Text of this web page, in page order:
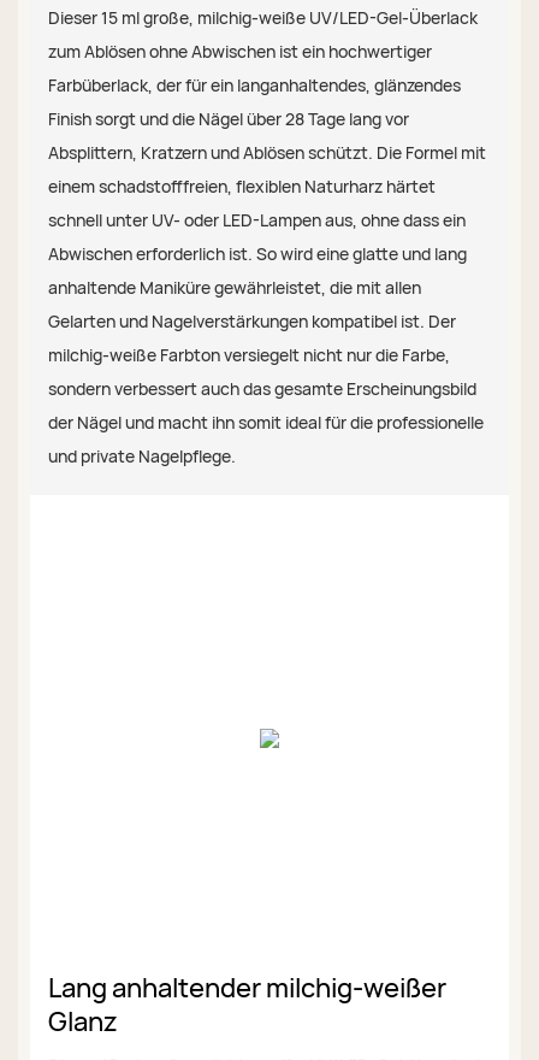
Dieser 15 ml große, milchig-weiße UV/LED-Gel-Überlack
zum Ablösen ohne Abwischen ist ein hochwertiger
Farbüberlack, der für ein langanhaltendes, glänzendes
Finish sorgt und die Nägel über 28 Tage lang vor
Absplittern, Kratzern und Ablösen schützt. Die Formel mit
einem schadstofffreien, flexiblen Naturharz härtet
schnell unter UV- oder LED-Lampen aus, ohne dass ein
Abwischen erforderlich ist. So wird eine glatte und lang
anhaltende Maniküre gewährleistet, die mit allen
Gelarten und Nagelverstärkungen kompatibel ist. Der
milchig-weiße Farbton versiegelt nicht nur die Farbe,
sondern verbessert auch das gesamte Erscheinungsbild
der Nägel und macht ihn somit ideal für die professionelle
und private Nagelpflege.
Lang anhaltender milchig-weißer
Glanz